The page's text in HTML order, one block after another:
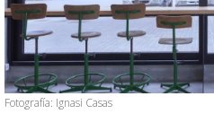
Anterior
Fotografía: Ignasi Casas